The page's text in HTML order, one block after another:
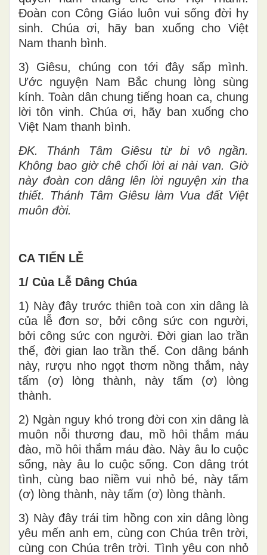
Ðoàn con Công Giáo luôn vui sống đời hy
sinh. Chúa ơi, hãy ban xuống cho Việt
Nam thanh bình.
3) Giêsu, chúng con tới đây sấp mình.
Ước nguyện Nam Bắc chung lòng sùng
kính. Toàn dân chung tiếng hoan ca, chung
lời tôn vinh. Chúa ơi, hãy ban xuống cho
Việt Nam thanh bình.
ĐK. Thánh Tâm Giêsu từ bi vô ngần.
Không bao giờ chê chối lời ai nài van. Giờ
này đoàn con dâng lên lời nguyện xin tha
thiết. Thánh Tâm Giêsu làm Vua đất Việt
muôn đời.
CA TIẾN LỄ
1/ Của Lễ Dâng Chúa
1) Này đây trước thiên toà con xin dâng là
của lễ đơn sơ, bởi công sức con người,
bởi công sức con người. Đời gian lao trần
thế, đời gian lao trần thế. Con dâng bánh
này, rượu nho ngọt thơm nồng thắm, này
tấm (ơ) lòng thành, này tấm (ơ) lòng
thành.
2) Ngàn nguy khó trong đời con xin dâng là
muôn nỗi thương đau, mồ hôi thắm máu
đào, mồ hôi thắm máu đào. Này âu lo cuộc
sống, này âu lo cuộc sống. Con dâng trót
tình, cùng bao niềm vui nhỏ bé, này tấm
(ơ) lòng thành, này tấm (ơ) lòng thành.
3) Này đây trái tim hồng con xin dâng lòng
yêu mến anh em, cùng con Chúa trên trời,
cùng con Chúa trên trời. Tình yêu con nhỏ